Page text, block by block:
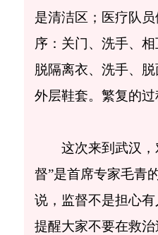
是清洁区；医疗队
序：关门、洗手、相
脱隔离衣、洗手、
外层鞋套。繁复的过
这次来到武汉，
督”是首席专家毛青
说，监督不是担心
提醒大家不要在救